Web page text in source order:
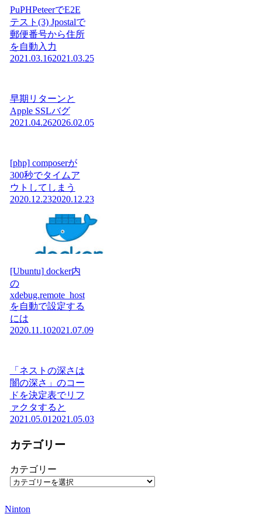
PuPHPeteerでE2E
テスト(3) Jpostalで
郵便番号から住所
を自動入力
2021.03.162021.03.25
早期リターンと
Apple SSLバグ
2021.04.262026.02.05
[php] composerが
300秒でタイムア
ウトしてしまう
2020.12.232020.12.23
[Ubuntu] docker内
の
xdebug.remote_host
を自動で設定する
には
2020.11.102021.07.09
「ネストの深さは
闇の深さ」のコー
ドを決定表でリフ
ァクタすると
2021.05.01 2021.05.03
カテゴリー
カテゴリー
Ninton